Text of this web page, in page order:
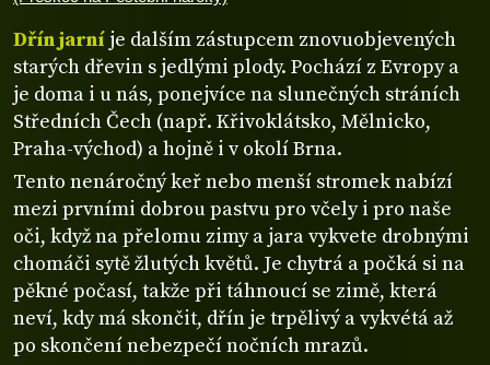
Dřín jarní je dalším zástupcem znovuobjevených
starých dřevin s jedlými plody. Pochází z Evropy a
je doma i u nás, ponejvíce na slunečných stráních
Středních Čech (např. Křivoklátsko, Mělnicko,
Praha-východ) a hojně i v okolí Brna.
Tento nenáročný keř nebo menší stromek nabízí
mezi prvními dobrou pastvu pro včely i pro naše
oči, když na přelomu zimy a jara vykvete drobnými
chomáči sytě žlutých květů. Je chytrá a počká si na
pěkné počasí, takže při táhnoucí se zimě, která
neví, kdy má skončit, dřín je trpělivý a vykvétá až
po skončení nebezpečí nočních mrazů.